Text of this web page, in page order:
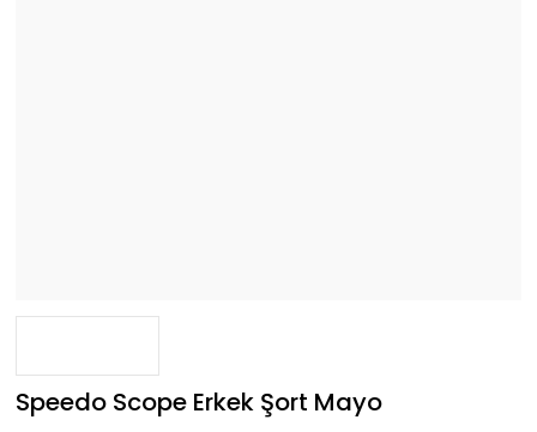
Speedo Scope Erkek Şort Mayo